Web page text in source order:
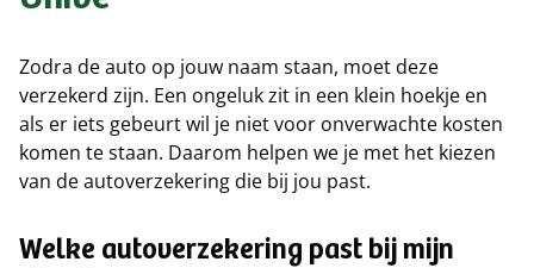
Zodra de auto op jouw naam staan, moet deze
verzekerd zijn. Een ongeluk zit in een klein hoekje en
als er iets gebeurt wil je niet voor onverwachte kosten
komen te staan. Daarom helpen we je met het kiezen
van de autoverzekering die bij jou past.
Welke autoverzekering past bij mijn